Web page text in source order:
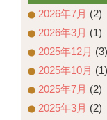
2026年7月 (2)
2026年3月 (1)
2025年12月 (3)
2025年10月 (1)
2025年7月 (2)
2025年3月 (2)